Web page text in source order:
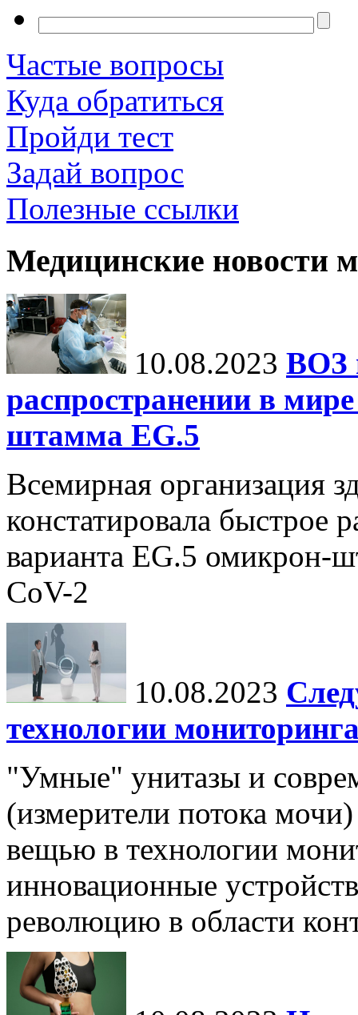
Частые вопросы
Куда обратиться
Пройди тест
Задай вопрос
Полезные ссылки
Медицинские новости
10.08.2023 ВОЗ
распространении в
штамма EG.5
Всемирная организация
констатировала быстрое
варианта EG.5 омикрон-
CoV-2
10.08.2023
технологии
"Умные" унитазы и
(измерители потока
вещью в технологии
инновационные
революцию в области